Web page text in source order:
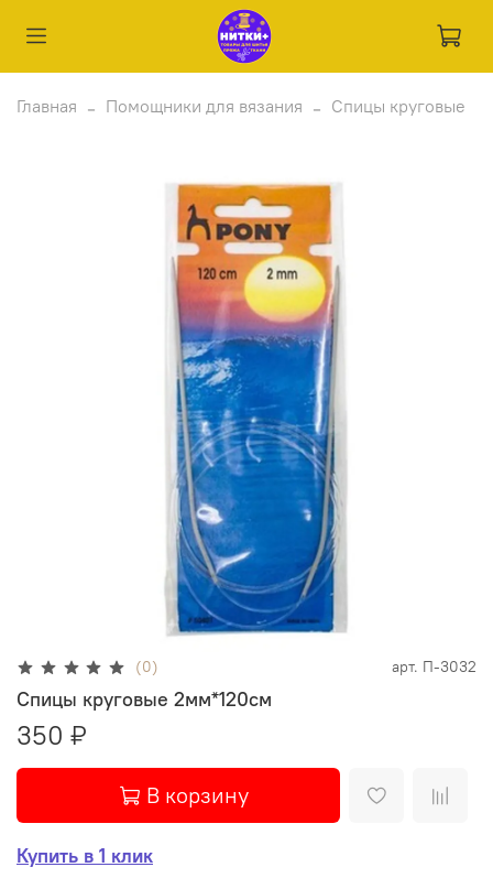
Главная Помощники для вязания Спицы круговые
(0) арт. П-3032
Спицы круговые 2мм*120см
350 ₽
В корзину
Купить в 1 клик